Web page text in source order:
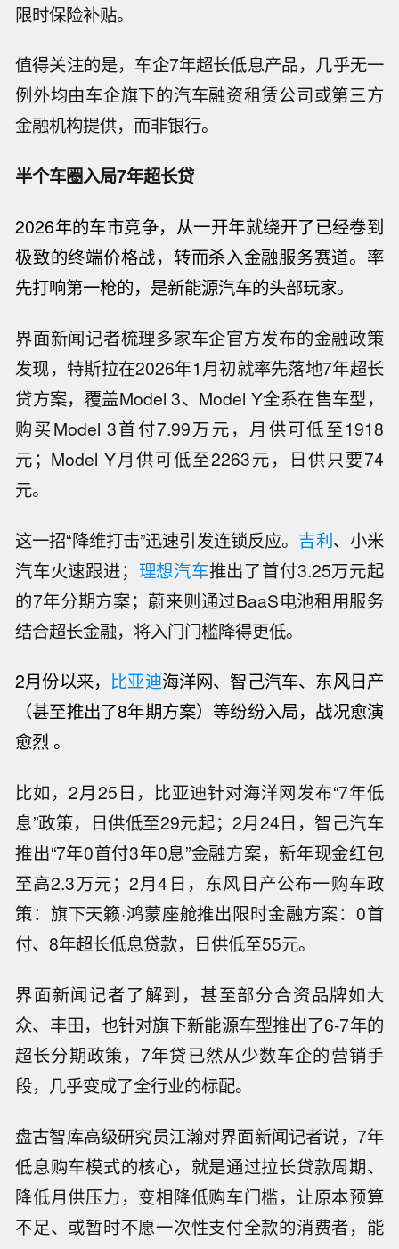
限时保险补贴。
值得关注的是，车企7年超长低息产品，几乎无一
例外均由车企旗下的汽车融资租赁公司或第三方
金融机构提供，而非银行。
半个车圈入局7年超长贷
2026年的车市竞争，从一开年就绕开了已经卷到
极致的终端价格战，转而杀入金融服务赛道。率
先打响第一枪的，是新能源汽车的头部玩家。
界面新闻记者梳理多家车企官方发布的金融政策
发现，特斯拉在2026年1月初就率先落地7年超长
贷方案，覆盖Model 3、Model Y全系在售车型，
购买Model 3首付7.99万元，月供可低至1918
元；Model Y月供可低至2263元，日供只要74
元。
这一招“降维打击”迅速引发连锁反应。 吉利、小米
汽车火速跟进； 理想汽车推出了首付3.25万元起
的7年分期方案；蔚来则通过BaaS电池租用服务
结合超长金融，将入门门槛降得更低。
2月份以来， 比亚迪海洋网、智己汽车、东风日产
（甚至推出了8年期方案）等纷纷入局，战况愈演
愈烈 。
比如，2月25日，比亚迪针对海洋网发布“7年低
息”政策，日供低至29元起；2月24日，智己汽车
推出“7年0首付3年0息”金融方案，新年现金红包
至高2.3万元；2月4日，东风日产公布一购车政
策：旗下天籁·鸿蒙座舱推出限时金融方案：0首
付、8年超长低息贷款，日供低至55元。
界面新闻记者了解到，甚至部分合资品牌如大
众、丰田，也针对旗下新能源车型推出了6-7年的
超长分期政策，7年贷已然从少数车企的营销手
段，几乎变成了全行业的标配。
盘古智库高级研究员江瀚对界面新闻记者说，7年
低息购车模式的核心，就是通过拉长贷款周期、
降低月供压力，变相降低购车门槛，让原本预算
不足、或暂时不愿一次性支付全款的消费者，能